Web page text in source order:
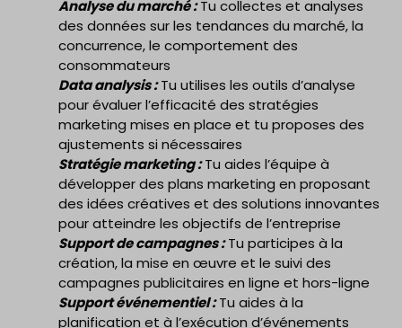
Analyse du marché : Tu collectes et analyses
des données sur les tendances du marché, la
concurrence, le comportement des
consommateurs
Data analysis : Tu utilises les outils d’analyse
pour évaluer l’efficacité des stratégies
marketing mises en place et tu proposes des
ajustements si nécessaires
Stratégie marketing : Tu aides l’équipe à
développer des plans marketing en proposant
des idées créatives et des solutions innovantes
pour atteindre les objectifs de l’entreprise
Support de campagnes : Tu participes à la
création, la mise en œuvre et le suivi des
campagnes publicitaires en ligne et hors-ligne
Support événementiel : Tu aides à la
planification et à l’exécution d’événements